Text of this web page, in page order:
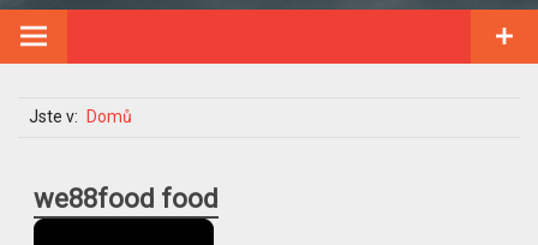
Jste v: Domů
we88food food